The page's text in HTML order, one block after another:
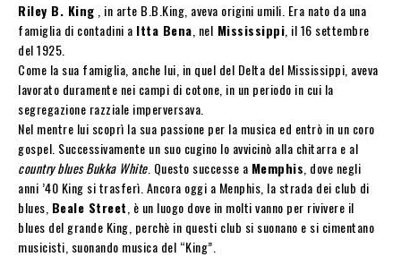
Riley B. King , in arte B.B.King, aveva origini umili. Era nato da una
famiglia di contadini a Itta Bena , nel Mississippi , il 16 settembre
del 1925.
Come la sua famiglia, anche lui, in quel del Delta del Mississippi, aveva
lavorato duramente nei campi di cotone, in un periodo in cui la
segregazione razziale imperversava.
Nel mentre lui scoprì la sua passione per la musica ed entrò in un coro
gospel. Successivamente un suo cugino lo avvicinò alla chitarra e al
country blues Bukka White. Questo successe a Memphis , dove negli
anni ’40 King si trasferì. Ancora oggi a Menphis, la strada dei club di
blues, Beale Street , è un luogo dove in molti vanno per rivivere il
blues del grande King, perchè in questi club si suonano e si cimentano
musicisti, suonando musica del “King”.